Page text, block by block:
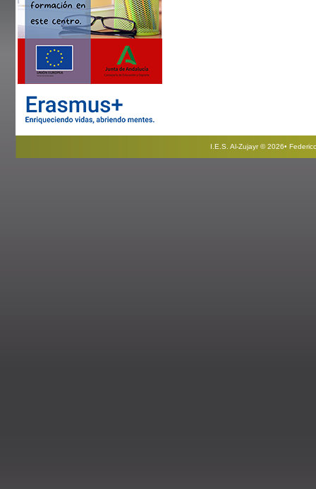
I.E.S. Al-Zujayr © 2026•